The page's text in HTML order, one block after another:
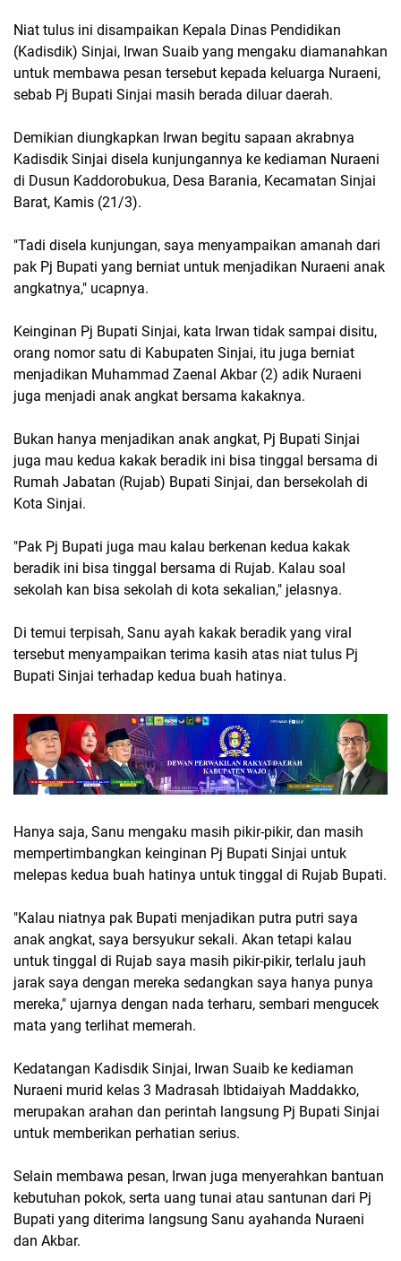
Niat tulus ini disampaikan Kepala Dinas Pendidikan
(Kadisdik) Sinjai, Irwan Suaib yang mengaku diamanahkan
untuk membawa pesan tersebut kepada keluarga Nuraeni,
sebab Pj Bupati Sinjai masih berada diluar daerah.
Demikian diungkapkan Irwan begitu sapaan akrabnya
Kadisdik Sinjai disela kunjungannya ke kediaman Nuraeni
di Dusun Kaddorobukua, Desa Barania, Kecamatan Sinjai
Barat, Kamis (21/3).
"Tadi disela kunjungan, saya menyampaikan amanah dari
pak Pj Bupati yang berniat untuk menjadikan Nuraeni anak
angkatnya," ucapnya.
Keinginan Pj Bupati Sinjai, kata Irwan tidak sampai disitu,
orang nomor satu di Kabupaten Sinjai, itu juga berniat
menjadikan Muhammad Zaenal Akbar (2) adik Nuraeni
juga menjadi anak angkat bersama kakaknya.
Bukan hanya menjadikan anak angkat, Pj Bupati Sinjai
juga mau kedua kakak beradik ini bisa tinggal bersama di
Rumah Jabatan (Rujab) Bupati Sinjai, dan bersekolah di
Kota Sinjai.
"Pak Pj Bupati juga mau kalau berkenan kedua kakak
beradik ini bisa tinggal bersama di Rujab. Kalau soal
sekolah kan bisa sekolah di kota sekalian," jelasnya.
Di temui terpisah, Sanu ayah kakak beradik yang viral
tersebut menyampaikan terima kasih atas niat tulus Pj
Bupati Sinjai terhadap kedua buah hatinya.
Hanya saja, Sanu mengaku masih pikir-pikir, dan masih
mempertimbangkan keinginan Pj Bupati Sinjai untuk
melepas kedua buah hatinya untuk tinggal di Rujab Bupati.
"Kalau niatnya pak Bupati menjadikan putra putri saya
anak angkat, saya bersyukur sekali. Akan tetapi kalau
untuk tinggal di Rujab saya masih pikir-pikir, terlalu jauh
jarak saya dengan mereka sedangkan saya hanya punya
mereka," ujarnya dengan nada terharu, sembari mengucek
mata yang terlihat memerah.
Kedatangan Kadisdik Sinjai, Irwan Suaib ke kediaman
Nuraeni murid kelas 3 Madrasah Ibtidaiyah Maddakko,
merupakan arahan dan perintah langsung Pj Bupati Sinjai
untuk memberikan perhatian serius.
Selain membawa pesan, Irwan juga menyerahkan bantuan
kebutuhan pokok, serta uang tunai atau santunan dari Pj
Bupati yang diterima langsung Sanu ayahanda Nuraeni
dan Akbar.